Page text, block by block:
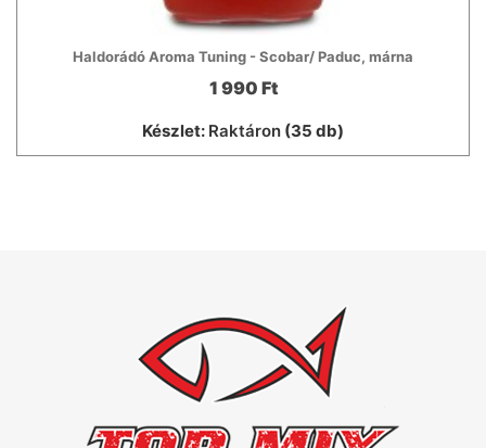
Haldorádó Aroma Tuning - Scobar/ Paduc, márna
1 990 Ft
Készlet: Raktáron (35 db)